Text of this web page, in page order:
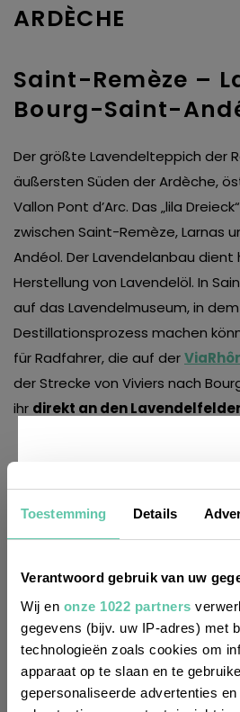
Toestemming Details
Verantwoord gebruik van uw
Wij en onze 1022 partners
gegevens (bijv. uw IP-adres) met
technologieën zoals cookies om
apparaat op te slaan en te
gepersonaliseerde advertenties
ARDÈCHE
Saint-Remèze –
Bourg-Saint-
Der größte Lavendelteppich der
äußersten Süden der Ardèche,
Vallon Pont d’Arc. Das „lila
zwischen Saint-Remèze, Larnas
Andéol. Der Lavendelanbau dient
Herstellung von Lavendelöl. In
auf das Lavendelmuseum, in
Destillationsprozess machen
für Radfahrer, die auf der
der Strecke von Viviers nach
ihr direkt an den
regelmäßig über
Entdeckungen und
Frankreich informiert
melde dich für
zweiwöchentlichen